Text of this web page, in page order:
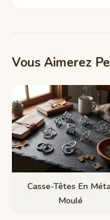
Vous Aimerez
Casse-Têtes En
Moulé